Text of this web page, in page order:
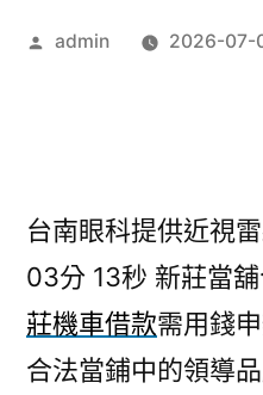
作
admin 2026-07-
台南眼科提供近視
03分 13秒 新莊當
莊機車借款需用錢
合法當鋪中的領導